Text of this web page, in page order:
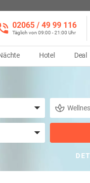
02065 / 49 ‌99 116
Täglich von 09:00 - 21:00 Uhr
Hotel Deal